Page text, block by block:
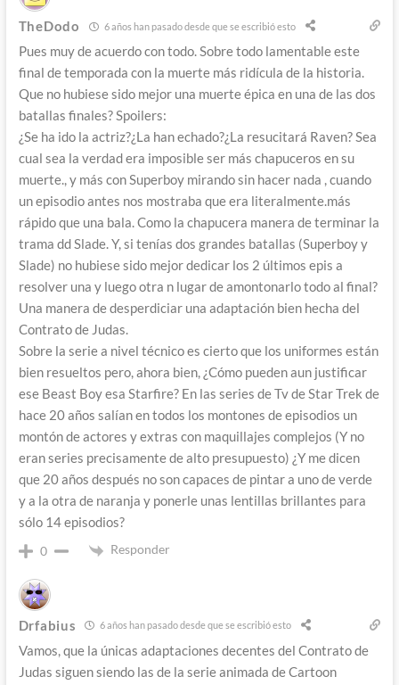
TheDodo 6 años han pasado desde que se escribió esto
Pues muy de acuerdo con todo. Sobre todo lamentable este
final de temporada con la muerte más ridícula de la historia.
Que no hubiese sido mejor una muerte épica en una de las dos
batallas finales? Spoilers:
¿Se ha ido la actriz?¿La han echado?¿La resucitará Raven? Sea
cual sea la verdad era imposible ser más chapuceros en su
muerte., y más con Superboy mirando sin hacer nada , cuando
un episodio antes nos mostraba que era literalmente.más
rápido que una bala. Como la chapucera manera de terminar la
trama dd Slade. Y, si tenías dos grandes batallas (Superboy y
Slade) no hubiese sido mejor dedicar los 2 últimos epis a
resolver una y luego otra n lugar de amontonarlo todo al final?
Una manera de desperdiciar una adaptación bien hecha del
Contrato de Judas.
Sobre la serie a nivel técnico es cierto que los uniformes están
bien resueltos pero, ahora bien, ¿Cómo pueden aun justificar
ese Beast Boy esa Starfire? En las series de Tv de Star Trek de
hace 20 años salían en todos los montones de episodios un
montón de actores y extras con maquillajes complejos (Y no
eran series precisamente de alto presupuesto) ¿Y me dicen
que 20 años después no son capaces de pintar a uno de verde
y a la otra de naranja y ponerle unas lentillas brillantes para
sólo 14 episodios?
0 Responder
Drfabius 6 años han pasado desde que se escribió esto
Vamos, que la únicas adaptaciones decentes del Contrato de
Judas siguen siendo las de la serie animada de Cartoon